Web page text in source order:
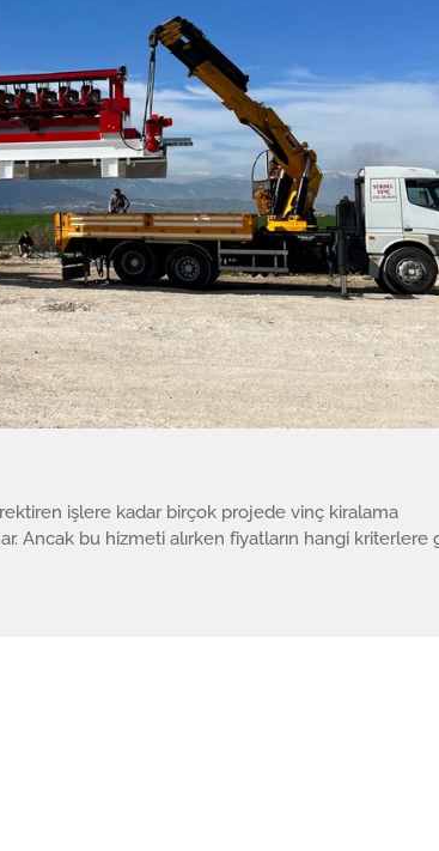
işlere kadar birçok projede vinç kiralama
Ancak bu hizmeti alırken fiyatların hangi kriterlere